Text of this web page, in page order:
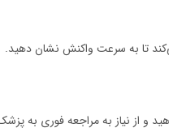
تا به سرعت واکنش نشان دهید.
و از نیاز به مراجعه فوری به